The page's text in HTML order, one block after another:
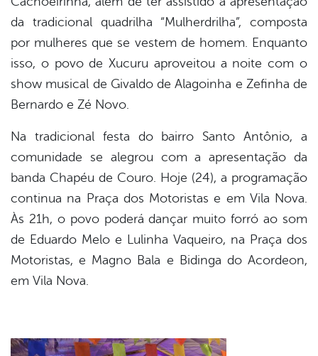
da tradicional quadrilha “Mulherdrilha”, composta
por mulheres que se vestem de homem. Enquanto
isso, o povo de Xucuru aproveitou a noite com o
show musical de Givaldo de Alagoinha e Zefinha de
Bernardo e Zé Novo.
Na tradicional festa do bairro Santo Antônio, a
comunidade se alegrou com a apresentação da
banda Chapéu de Couro. Hoje (24), a programação
continua na Praça dos Motoristas e em Vila Nova.
Às 21h, o povo poderá dançar muito forró ao som
de Eduardo Melo e Lulinha Vaqueiro, na Praça dos
Motoristas, e Magno Bala e Bidinga do Acordeon,
em Vila Nova.